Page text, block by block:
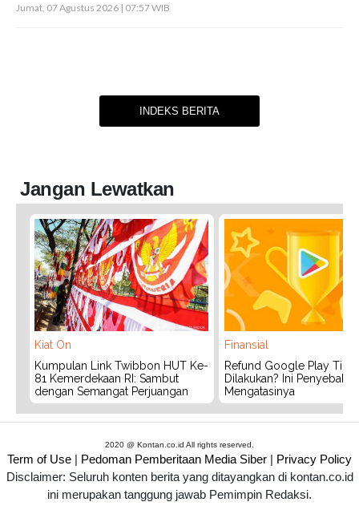
Jumat, 07 Agustus 2026 | 07:57 WIB
INDEKS BERITA
Jangan Lewatkan
Kiat On
Kumpulan Link Twibbon HUT Ke-
81 Kemerdekaan RI: Sambut
dengan Semangat Perjuangan
Finansial
Refund Google Play
Dilakukan? Ini Penyebab
Mengatasinya
2020 @ Kontan.co.id All rights reserved.
Term of Use | Pedoman Pemberitaan Media Siber | Privacy Policy
Disclaimer: Seluruh konten berita yang ditayangkan di kontan.co.id
ini merupakan tanggung jawab Pemimpin Redaksi.